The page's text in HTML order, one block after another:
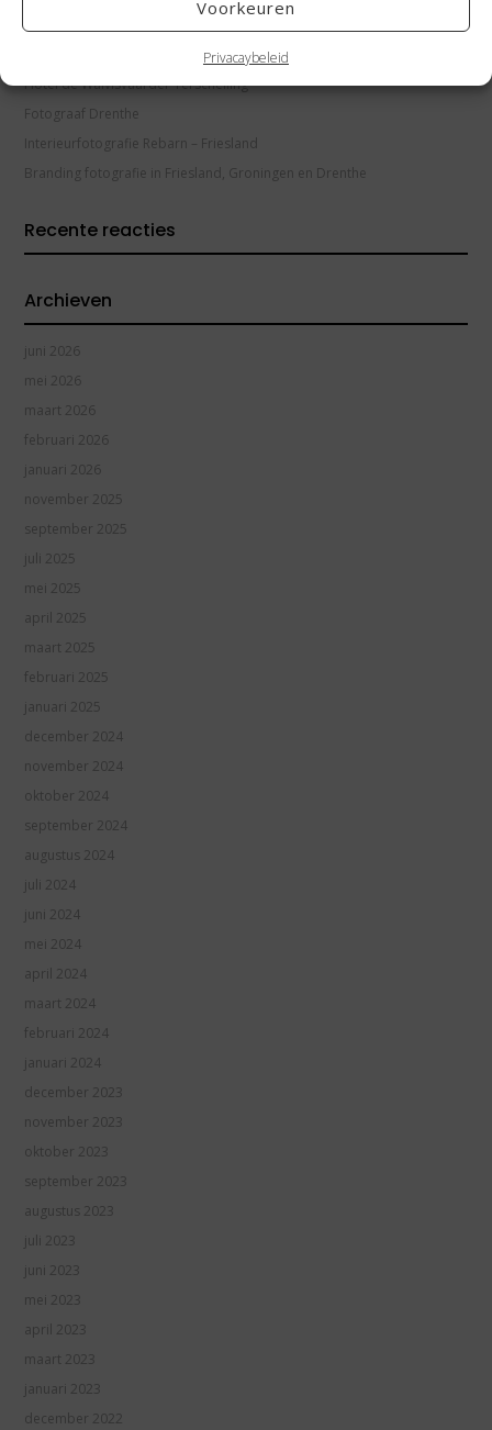
Voorkeuren
Privacaybeleid
Interieurfotografie Goudpoel Friesland
Hotel de Walvisvaarder Terschelling
Fotograaf Drenthe
Interieurfotografie Rebarn – Friesland
Branding fotografie in Friesland, Groningen en Drenthe
Recente reacties
Archieven
juni 2026
mei 2026
maart 2026
februari 2026
januari 2026
november 2025
september 2025
juli 2025
mei 2025
april 2025
maart 2025
februari 2025
januari 2025
december 2024
november 2024
oktober 2024
september 2024
augustus 2024
juli 2024
juni 2024
mei 2024
april 2024
maart 2024
februari 2024
januari 2024
december 2023
november 2023
oktober 2023
september 2023
augustus 2023
juli 2023
juni 2023
mei 2023
april 2023
maart 2023
januari 2023
december 2022